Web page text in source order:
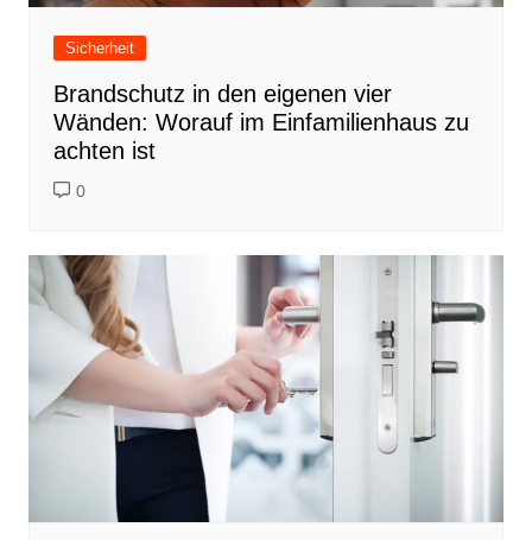
Sicherheit
Brandschutz in den eigenen vier
Wänden: Worauf im Einfamilienhaus zu
achten ist
0